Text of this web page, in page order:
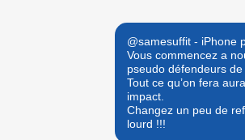
@samesuffit - iPhone
Vous commencez a
pseudo défendeurs de
Tout ce qu’on fera
impact.
Changez un peu de
lourd !!!